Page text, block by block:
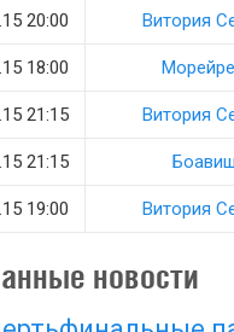
20:00 Витория
18:00
21:15 Витория
21:15
19:00 Витория
новости